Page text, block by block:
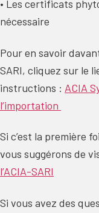
• Les certificats
nécessaire
Pour en savoir
SARI, cliquez sur le
instructions : ACIA
l’importation
Si c’est la première
vous suggérons de
l’ACIA-SARI
Si vous avez des